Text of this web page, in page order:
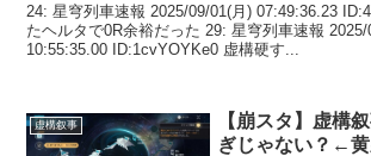
24: 星穹列車速報 2025/09/01(月) 07:49:36.23
たヘルタで0R余裕だった 29: 星穹列車速報 2025/
10:55:35.00 ID:1cvYOYKe0 虚構硬す...
虚構叙事
【崩スタ】虚構
ぎじゃない？←